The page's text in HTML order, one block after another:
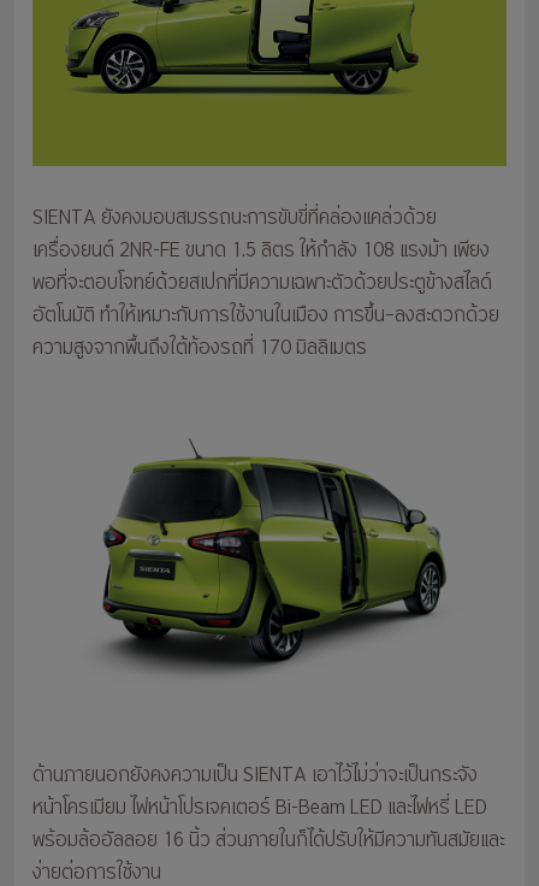
SIENTA ยังคงมอบสมรรถนะการขับขี่ที่คล่องแคล่วด้วย
เครื่องยนต์ 2NR-FE ขนาด 1.5 ลิตร ให้กำลัง 108 แรงม้า เพียง
พอที่จะตอบโจทย์ด้วยสเปกที่มีความเฉพาะตัวด้วยประตูข้างสไลด์
อัตโนมัติ ทำให้เหมาะกับการใช้งานในเมือง การขึ้น–ลงสะดวกด้วย
ความสูงจากพื้นถึงใต้ท้องรถที่ 170 มิลลิเมตร
ด้านภายนอกยังคงความเป็น SIENTA เอาไว้ไม่ว่าจะเป็นกระจัง
หน้าโครเมียม ไฟหน้าโปรเจคเตอร์ Bi-Beam LED และไฟหรี่ LED
พร้อมล้ออัลลอย 16 นิ้ว ส่วนภายในก็ได้ปรับให้มีความทันสมัยและ
ง่ายต่อการใช้งาน